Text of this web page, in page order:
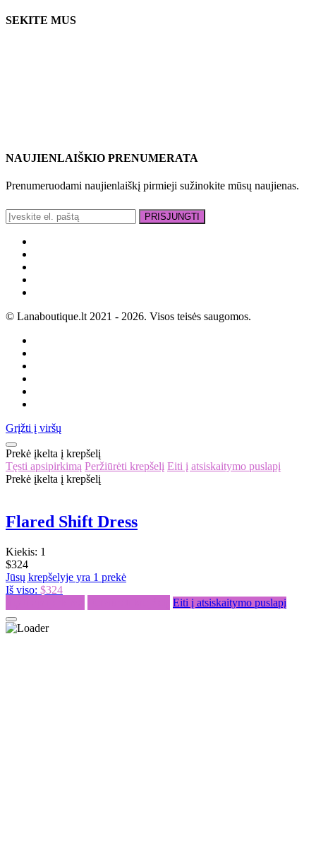
SEKITE MUS
NAUJIENLAIŠKIO PRENUMERATA
Prenumeruodami naujienlaiškį pirmieji sužinokite mūsų naujienas.
PRISJUNGTI
© Lanaboutique.lt 2021 - 2026. Visos teisės saugomos.
Grįžti į viršų
Prekė įkelta į krepšelį
Tęsti apsipirkimą Peržiūrėti krepšelį Eiti į atsiskaitymo puslapį
Prekė įkelta į krepšelį
Flared Shift Dress
Kiekis: 1
$324
Jūsų krepšelyje yra 1 prekė
Iš viso: $324
Eiti į atsiskaitymo puslapį